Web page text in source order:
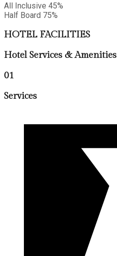
All Inclusive 45%
Half Board 75%
HOTEL FACILITIES
Hotel Services & Amenities
01
Services